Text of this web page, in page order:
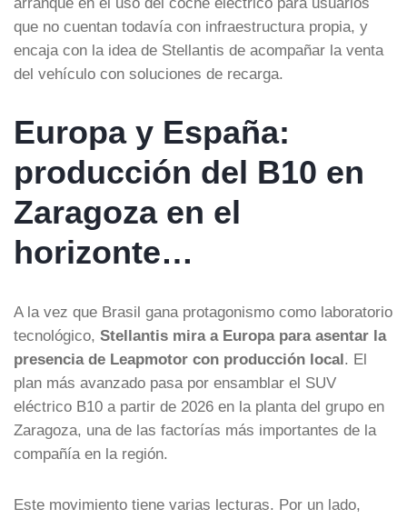
que no cuentan todavía con infraestructura propia, y
encaja con la idea de Stellantis de acompañar la venta
del vehículo con soluciones de recarga.
Europa y España:
producción del B10 en
Zaragoza en el
horizonte…
A la vez que Brasil gana protagonismo como laboratorio
tecnológico, Stellantis mira a Europa para asentar la
presencia de Leapmotor con producción local. El
plan más avanzado pasa por ensamblar el SUV
eléctrico B10 a partir de 2026 en la planta del grupo en
Zaragoza, una de las factorías más importantes de la
compañía en la región.
Este movimiento tiene varias lecturas. Por un lado,